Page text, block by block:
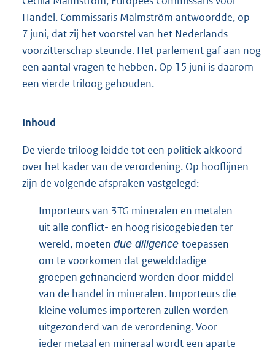
Handel. Commissaris Malmström antwoordde, op
7 juni, dat zij het voorstel van het Nederlands
voorzitterschap steunde. Het parlement gaf aan nog
een aantal vragen te hebben. Op 15 juni is daarom
een vierde triloog gehouden.
Inhoud
De vierde triloog leidde tot een politiek akkoord
over het kader van de verordening. Op hooflijnen
zijn de volgende afspraken vastgelegd:
−
Importeurs van 3TG mineralen en metalen
uit alle conflict- en hoog risicogebieden ter
wereld, moeten due diligence toepassen
om te voorkomen dat gewelddadige
groepen gefinancierd worden door middel
van de handel in mineralen. Importeurs die
kleine volumes importeren zullen worden
uitgezonderd van de verordening. Voor
ieder metaal en mineraal wordt een aparte